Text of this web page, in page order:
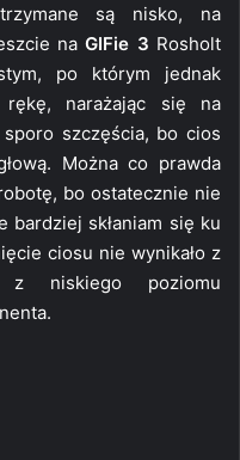
są nisko, na
naGIFie 3 Rosholt
po którym jednak
rękę, narażając się na
szczęścia, bo cios
Można co prawda
bo ostatecznie nie
bardziej skłaniam się ku
ciosu nie wynikało z
z niskiego poziomu